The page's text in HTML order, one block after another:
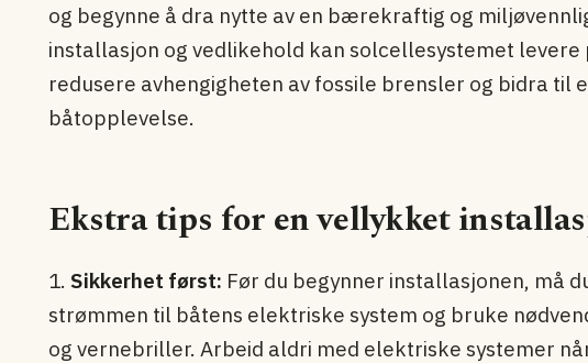
og begynne å dra nytte av en bærekraftig og
installasjon og vedlikehold kan solcellesystemet
redusere avhengigheten av fossile brensler og bidra til
båtopplevelse.
Ekstra tips for en vellykket
1. Sikkerhet først: Før du begynner installasjonen, må
strømmen til båtens elektriske system og bruke
og vernebriller. Arbeid aldri med elektriske systemer